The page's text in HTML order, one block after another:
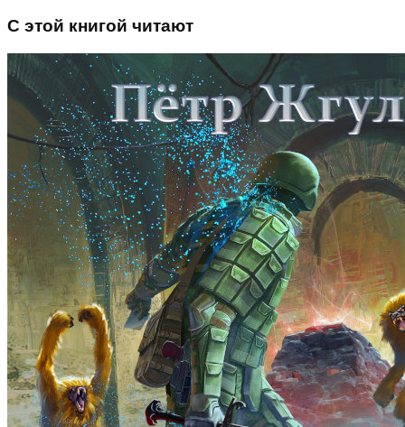
С этой книгой читают